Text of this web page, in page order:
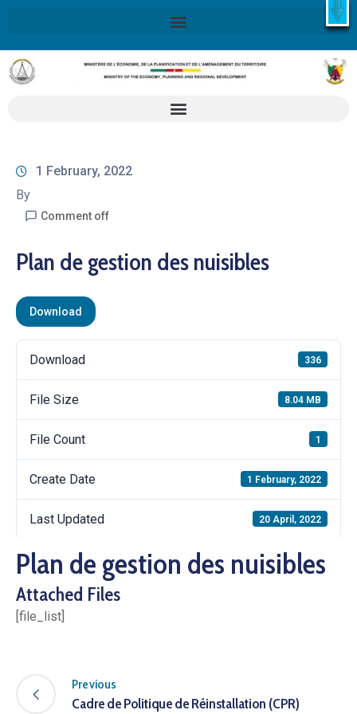
X
Retrouvez ici la Stratégie Nationale de Développement 2020-
2030SND30
En savoir plus
1 February, 2022
By
Comment off
Plan de gestion des nuisibles
Download
Download 336
File Size 8.04 MB
File Count 1
Create Date 1 February, 2022
Last Updated 20 April, 2022
Plan de gestion des nuisibles
Attached Files
[file_list]
Previous
Cadre de Politique de Réinstallation (CPR)